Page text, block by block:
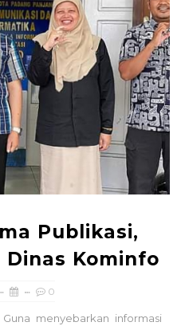
Publikasi,
Dinas Kominfo
0
Guna menyebarkan informasi